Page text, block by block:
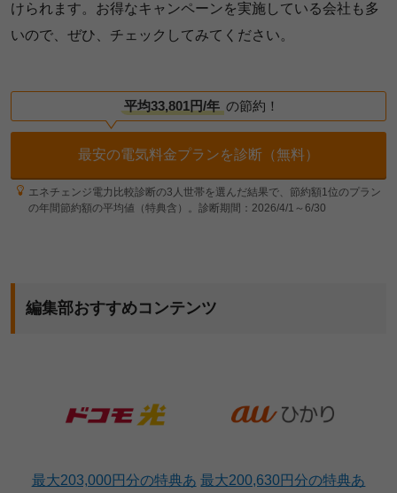
けられます。お得なキャンペーンを実施している会社も多
いので、ぜひ、チェックしてみてください。
平均33,801円/年 の節約！
最安の電気料金プランを診断（無料）
エネチェンジ電力比較診断の3人世帯を選んだ結果で、節約額1位のプラン
の年間節約額の平均値（特典含）。診断期間：2026/4/1～6/30
編集部おすすめコンテンツ
最大203,000円分の特典あ 最大200,630円分の特典あ